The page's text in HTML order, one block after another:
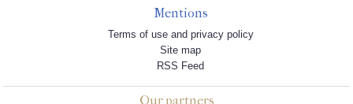
Mentions
Terms of use and privacy policy
Site map
RSS Feed
Our partners